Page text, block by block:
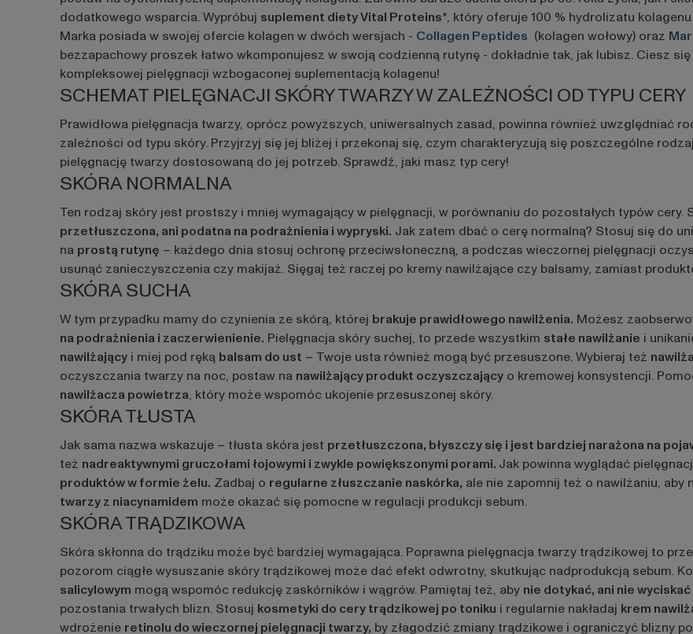
dodatkowego wsparcia. Wypróbuj suplement diety Vital Proteins*, który oferuje 100 % hydrolizatu
Marka posiada w swojej ofercie kolagen w dwóch wersjach - Collagen Peptides (kolagen wołowy) oraz
bezzapachowy proszek łatwo wkomponujesz w swoją codzienną rutynę - dokładnie tak, jak lubisz. Ciesz
kompleksowej pielęgnacji wzbogaconej suplementacją kolagenu!
SCHEMAT PIELĘGNACJI SKÓRY TWARZY W ZALEŻNOŚCI OD TYPU CERY
Prawidłowa pielęgnacja twarzy, oprócz powyższych, uniwersalnych zasad, powinna również uwzględniać
zależności od typu skóry. Przyjrzyj się jej bliżej i przekonaj się, czym charakteryzują się poszczególne
pielęgnację twarzy dostosowaną do jej potrzeb. Sprawdź, jaki masz typ cery!
SKÓRA NORMALNA
Ten rodzaj skóry jest prostszy i mniej wymagający w pielęgnacji, w porównaniu do pozostałych typów cery.
przetłuszczona, ani podatna na podrażnienia i wypryski. Jak zatem dbać o cerę normalną? Stosuj się do
na prostą rutynę – każdego dnia stosuj ochronę przeciwsłoneczną, a podczas wieczornej pielęgnacji
usunąć zanieczyszczenia czy makijaż. Sięgaj też raczej po kremy nawilżające czy balsamy, zamiast
SKÓRA SUCHA
W tym przypadku mamy do czynienia ze skórą, której brakuje prawidłowego nawilżenia. Możesz
na podrażnienia i zaczerwienienie. Pielęgnacja skóry suchej, to przede wszystkim stałe nawilżanie i
nawilżający i miej pod ręką balsam do ust – Twoje usta również mogą być przesuszone. Wybieraj też
oczyszczania twarzy na noc, postaw na nawilżający produkt oczyszczający o kremowej konsystencji.
nawilżacza powietrza, który może wspomóc ukojenie przesuszonej skóry.
SKÓRA TŁUSTA
Jak sama nazwa wskazuje – tłusta skóra jest przetłuszczona, błyszczy się i jest bardziej narażona na
też nadreaktywnymi gruczołami łojowymi i zwykle powiększonymi porami. Jak powinna wyglądać
produktów w formie żelu. Zadbaj o regularne złuszczanie naskórka, ale nie zapomnij też o nawilżaniu,
twarzy z niacynamidem może okazać się pomocne w regulacji produkcji sebum.
SKÓRA TRĄDZIKOWA
Skóra skłonna do trądziku może być bardziej wymagająca. Poprawna pielęgnacja twarzy trądzikowej to
pozorom ciągłe wysuszanie skóry trądzikowej może dać efekt odwrotny, skutkując nadprodukcją sebum.
salicylowym mogą wspomóc redukcję zaskórników i wągrów. Pamiętaj też, aby nie dotykać, ani nie
pozostania trwałych blizn. Stosuj kosmetyki do cery trądzikowej po toniku i regularnie nakładaj krem
wdrożenie retinolu do wieczornej pielęgnacji twarzy, by złagodzić zmiany trądzikowe i ograniczyć blizny